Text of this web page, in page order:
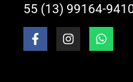
55 (13) 99164-